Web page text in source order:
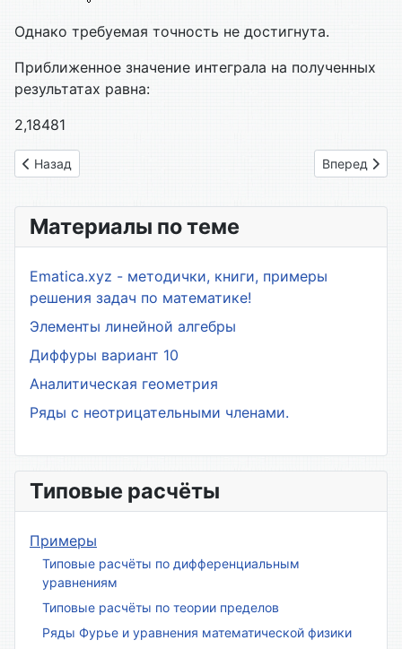
Однако требуемая точность не достигнута.
Приближенное значение интеграла на полученных
результатах равна:
2,18481
Предыдущий: Интегральное исчисление
Назад Следующий:
Вперед
Материалы по теме
Ematica.xyz - методички, книги, примеры
решения задач по математике!
Элементы линейной алгебры
Диффуры вариант 10
Аналитическая геометрия
Ряды с неотрицательными членами.
Типовые расчёты
Примеры
Типовые расчёты по дифференциальным
уравнениям
Типовые расчёты по теории пределов
Ряды Фурье и уравнения математической физики